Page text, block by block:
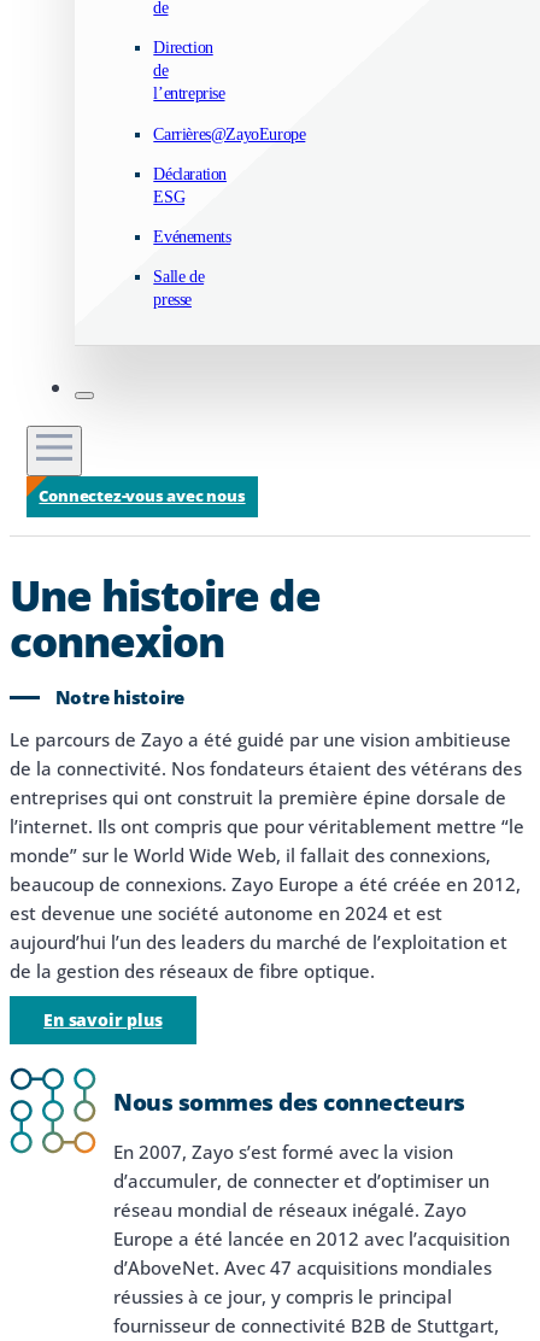
de
Direction
de
l’entreprise
Carrières@ZayoEurope
Déclaration
ESG
Evénements
Salle de
presse
Products & Services
Connectez-vous avec nous
Une histoire de
connexion
Notre histoire
Le parcours de Zayo a été guidé par une vision ambitieuse
de la connectivité. Nos fondateurs étaient des vétérans des
entreprises qui ont construit la première épine dorsale de
l’internet. Ils ont compris que pour véritablement mettre “le
monde” sur le World Wide Web, il fallait des connexions,
beaucoup de connexions. Zayo Europe a été créée en 2012,
est devenue une société autonome en 2024 et est
aujourd’hui l’un des leaders du marché de l’exploitation et
de la gestion des réseaux de fibre optique.
En savoir plus
Nous sommes des connecteurs
En 2007, Zayo s’est formé avec la vision
d’accumuler, de connecter et d’optimiser un
réseau mondial de réseaux inégalé. Zayo
Europe a été lancée en 2012 avec l’acquisition
d’AboveNet. Avec 47 acquisitions mondiales
réussies à ce jour, y compris le principal
fournisseur de connectivité B2B de Stuttgart,